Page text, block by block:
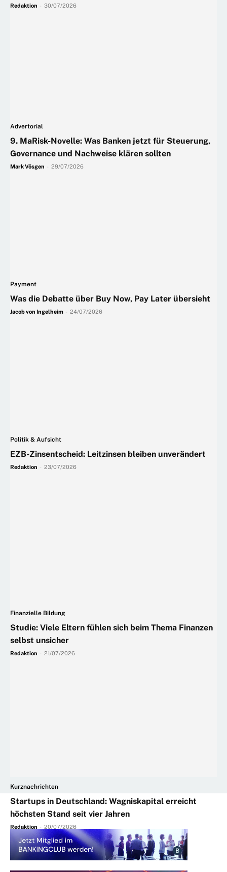
Redaktion 30/07/2026
Advertorial
9. MaRisk-Novelle: Was Banken jetzt für Steuerung,
Governance und Nachweise klären sollten
Mark Vösgen 29/07/2026
Payment
Was die Debatte über Buy Now, Pay Later übersieht
Jacob von Ingelheim 24/07/2026
Politik & Aufsicht
EZB-Zinsentscheid: Leitzinsen bleiben unverändert
Redaktion 23/07/2026
Finanzielle Bildung
Studie: Viele Eltern fühlen sich beim Thema Finanzen
selbst unsicher
Redaktion 21/07/2026
Kurznachrichten
Startups in Deutschland: Wagniskapital erreicht
höchsten Stand seit vier Jahren
Redaktion - 20/07/2026